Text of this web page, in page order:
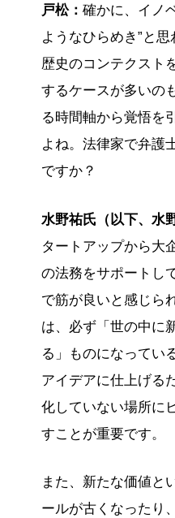
戸松： 確かに、イノ
ようなひらめき”と
歴史のコンテクスト
するケースが多いの
る時間軸から覚悟を
よね。法律家で弁護
ですか？
水野祐氏（以下、水
タートアップから大
の法務をサポートし
で筋が良いと感じら
は、必ず「世の中に
る」ものになってい
アイデアに仕上げる
化していない場所に
すことが重要です。
また、新たな価値と
ールが古くなったり